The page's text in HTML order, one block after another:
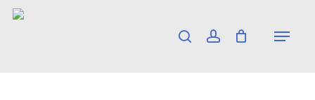
Skip
search account Menu